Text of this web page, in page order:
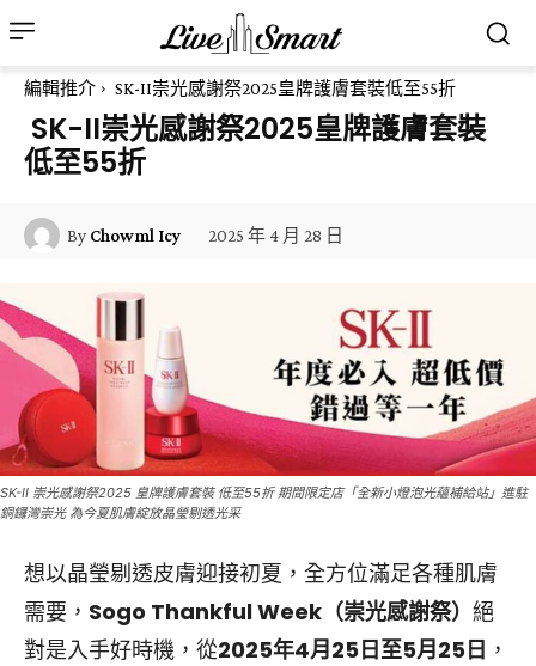
編輯推介 SK-II崇光感謝祭2025皇牌護膚套裝低至55折
SK-II崇光感謝祭2025皇牌護膚套裝
低至55折
By Chowml Icy 2025 年 4 月 28 日
SK-II 崇光感謝祭2025 皇牌護膚套裝 低至55折 期間限定店「全新小燈泡光蘊補給站」進駐
銅鑼灣崇光 為今夏肌膚綻放晶瑩剔透光采
想以晶瑩剔透皮膚迎接初夏，全方位滿足各種肌膚
需要， Sogo Thankful Week （崇光感謝祭） 絕
對是入手好時機，從2025年4月25日至5月25日 ，